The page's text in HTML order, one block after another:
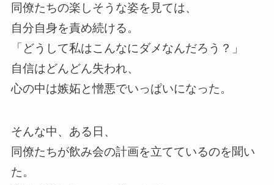
同僚たちの楽しそうな姿を見ては、
自分自身を責め続ける。
「どうして私はこんなにダメなんだろう？」
自信はどんどん失われ、
心の中は嫉妬と憎悪でいっぱいになった。
そんな中、ある日、
同僚たちが飲み会の計画を立てているのを聞い
た。